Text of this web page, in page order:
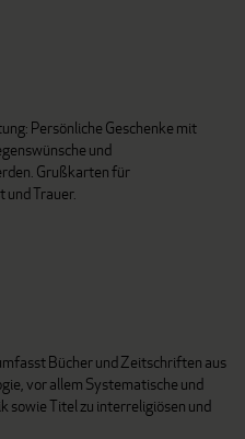
Persönliche Geschenke mit
und
Grußkarten für
und Trauer.
Bücher und Zeitschriften aus
vor allem Systematische und
sowie Titel zu interreligiösen und